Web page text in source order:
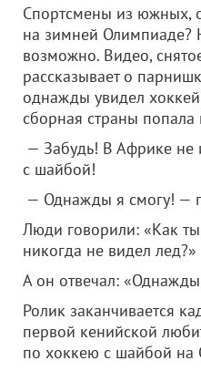
Спортсмены из южных,
на зимней Олимпиаде?
возможно. Видео,
рассказывает о
однажды увидел
сборная страны
— Забудь! В Африке не
с шайбой!
— Однажды я смогу! —
Люди говорили: «Как ты
никогда не видел лед?»
А он отвечал:
Ролик заканчивается
первой кенийской
по хоккею с шайбой на